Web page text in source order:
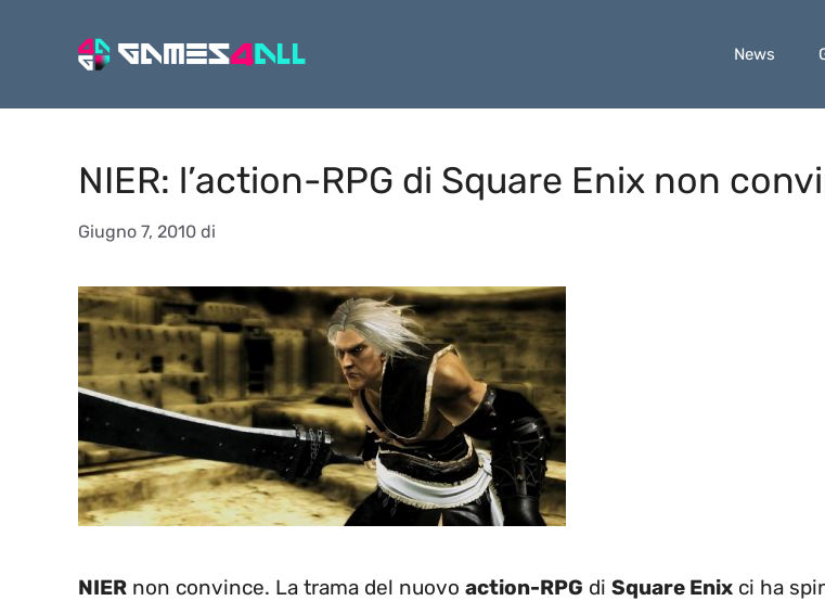
News
NIER: l’action-RPG di Square Enix non
Giugno 7, 2010 di
NIER non convince. La trama del nuovo action-RPG di Square Enix ci ha